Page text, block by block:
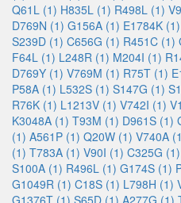
Q61L (1) H835L (1) R498L (1)
D769N (1) G156A (1) E1784K (1)
S239D (1) C656G (1) R451C (1)
F64L (1) L248R (1) M204I (1)
D769Y (1) V769M (1) R75T (1)
P58A (1) L532S (1) S147G (1)
R76K (1) L1213V (1) V742I (1)
K3048A (1) T93M (1) D961S (1)
(1) A561P (1) Q20W (1) V740A
(1) T783A (1) V90I (1) C325G (1)
S100A (1) R496L (1) G174S (1)
G1049R (1) C18S (1) L798H (1)
G1376T (1) S65D (1) A277G (1)